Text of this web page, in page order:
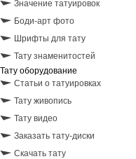
Значение татуировок
Боди-арт фото
Шрифты для тату
Тату знаменитостей
Тату оборудование
Статьи о татуировках
Тату живопись
Тату видео
Заказать тату-диски
Скачать тату